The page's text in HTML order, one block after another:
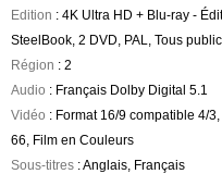
Edition : 4K Ultra HD + Blu-ray -
SteelBook, 2 DVD, PAL, Tous
Région : 2
Audio : Français Dolby Digital 5.1
Vidéo : Format 16/9 compatible 4/
66, Film en Couleurs
Sous-titres : Anglais, Français